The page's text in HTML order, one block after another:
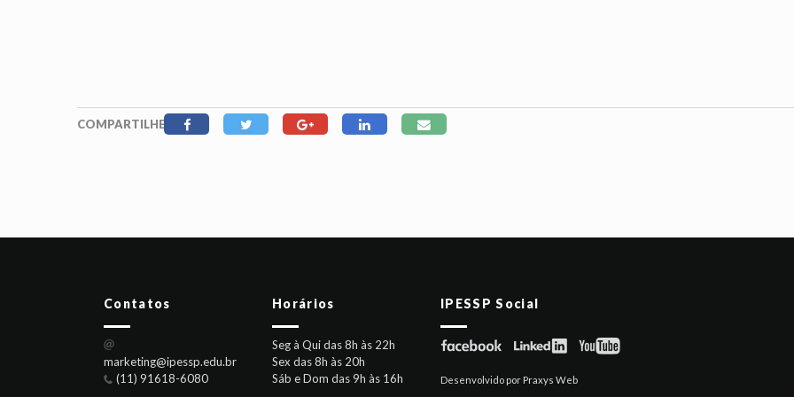
COMPARTILHE
Contatos
marketing@ipessp.edu.br
(11) 91618-6080
Horários
Seg à Qui das 8h às 22h
Sex das 8h às 20h
Sáb e Dom das 9h às 16h
IPESSP Social
Desenvolvido por Praxys Web